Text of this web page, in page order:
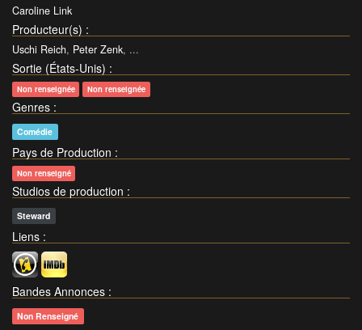
Caroline Link
Producteur(s) :
Uschi Reich, Peter Zenk, ...
Sortie (États-Unis) :
Non renseignée Non renseignée
Genres :
Comédie
Pays de Production :
Non renseigné
Studios de production :
Steward
Liens :
Bandes Annonces :
Non Renseigné